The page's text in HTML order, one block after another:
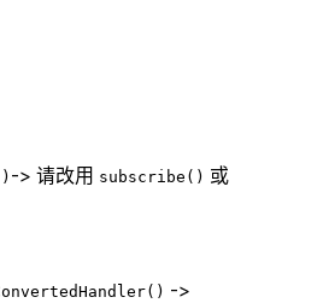
-> 请改用 subscribe() 或
->